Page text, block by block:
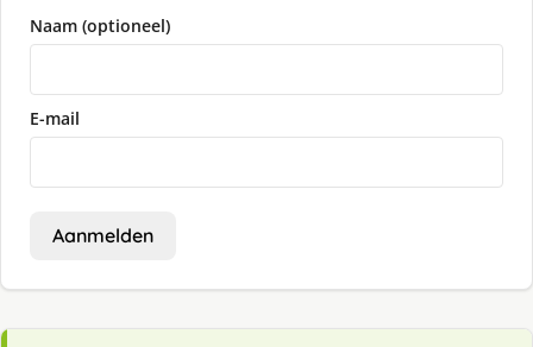
Naam (optioneel)
E-mail
Aanmelden